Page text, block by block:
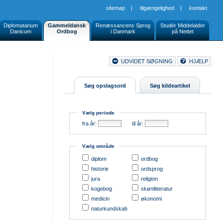
sitemap | tilgængelighed | kontakt
Diplomatarium
Danicum
Gammeldansk
Ordbog
Renæssancens Sprog
i Danmark
Studér Middelalder
på Nettet
UDVIDET SØGNING HJÆLP
Søg opslagsord Søg kildeartikel
Vælg periode
fra år: til år:
Vælg område
diplom
historie
jura
kogebog
medicin
naturkundskab
ordbog
ordsprog
religion
skønlitteratur
økonomi